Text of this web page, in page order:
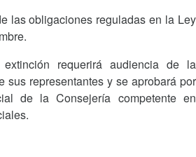
las obligaciones reguladas en la Ley
requerirá audiencia de la
sus representantes y se aprobará por
de la Consejería competente en